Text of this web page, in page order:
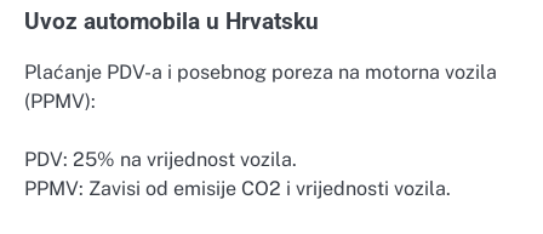
Uvoz automobila u Hrvatsku
Plaćanje PDV-a i posebnog poreza na motorna vozila
(PPMV):
PDV: 25% na vrijednost vozila.
PPMV: Zavisi od emisije CO2 i vrijednosti vozila.